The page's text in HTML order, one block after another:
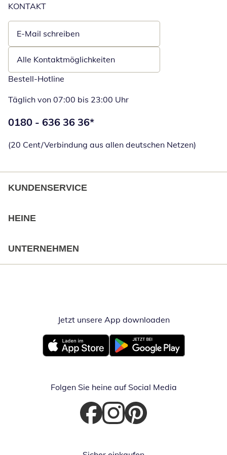
KONTAKT
E-Mail schreiben
Öffnet E-Mail-Client
Alle Kontaktmöglichkeiten
Bestell-Hotline
Täglich von 07:00 bis 23:00 Uhr
Telefonnummer:
0180 - 636 36 36*
(20 Cent/Verbindung aus allen deutschen Netzen)
KUNDENSERVICE
HEINE
UNTERNEHMEN
Jetzt unsere App downloadenÖffnet in
Öffnet in neuem FensterÖffnet in neuem Fenster
Folgen Sie heine auf Social Media
Öffnet in neuem Fenster
Öffnet in neuem Fenster
Öffnet in neuem Fenster